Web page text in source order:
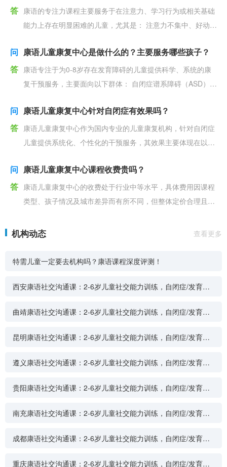
答 康语的专注力课程主要服务于在注意力、学习行为或相关基础
能力上存在明显困难的儿童，尤其是： 注意力不集中、好动分
问 康语儿童康复中心是做什么的？主要服务哪些孩子？
答 康语专注于为0-8岁存在发育障碍的儿童提供科学、系统的康
复干预服务，主要面向以下群体： 自闭症谱系障碍（ASD）儿
问 康语儿童康复中心针对自闭症有效果吗？
答 康语儿童康复中心作为国内专业的儿童康复机构，针对自闭症
儿童提供系统化、个性化的干预服务，其效果主要体现在以下
问 康语儿童康复中心课程收费贵吗？
答 康语儿童康复中心的收费处于行业中等水平，具体费用因课程
类型、孩子情况及城市差异而有所不同，但整体定价合理且提
机构动态 查看更多
特需儿童一定要去机构吗？康语课程深度评测！
西安康语社交沟通课：2-6岁儿童社交能力训练，自闭症/发育迟
曲靖康语社交沟通课：2-6岁儿童社交能力训练，自闭症/发育迟
昆明康语社交沟通课：2-6岁儿童社交能力训练，自闭症/发育迟
遵义康语社交沟通课：2-6岁儿童社交能力训练，自闭症/发育迟
贵阳康语社交沟通课：2-6岁儿童社交能力训练，自闭症/发育迟
南充康语社交沟通课：2-6岁儿童社交能力训练，自闭症/发育迟
成都康语社交沟通课：2-6岁儿童社交能力训练，自闭症/发育迟
重庆康语社交沟通课：2-6岁儿童社交能力训练，自闭症/发育迟